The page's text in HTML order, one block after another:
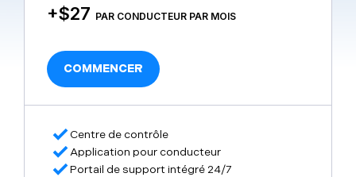
+$27 PAR CONDUCTEUR PAR MOIS
COMMENCER
Centre de contrôle
Application pour conducteur
Portail de support intégré 24/7